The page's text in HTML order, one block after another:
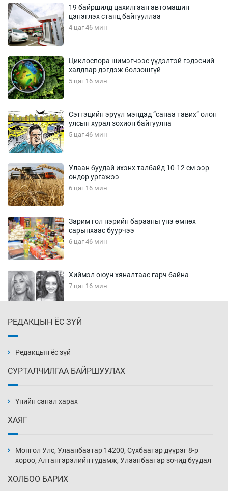
19 байршилд цахилгаан автомашин
цэнэглэх станц байгууллаа
4 цаг 46 мин
Циклоспора шимэгчээс үүдэлтэй гэдэсний
халдвар дэгдэж болзошгүй
5 цаг 16 мин
Сэтгэцийн эрүүл мэндэд “санаа тавих” олон
улсын хурал зохион байгуулна
5 цаг 46 мин
Улаан буудай ихэнх талбайд 10-12 см-ээр
өндөр ургажээ
6 цаг 16 мин
Зарим гол нэрийн барааны үнэ өмнөх
сарынхаас буурчээ
6 цаг 46 мин
Хиймэл оюун хяналтаас гарч байна
7 цаг 16 мин
7 цаг 46 мин
нэмэгджээ
8 цаг 16 мин
РЕДАКЦЫН ЁС ЗҮЙ
Редакцын ёс зүй
СУРТАЛЧИЛГАА БАЙРШУУЛАХ
Үнийн санал харах
ХАЯГ
Монгол Улс, Улаанбаатар 14200, Сүхбаатар дүүрэг 8-р
хороо, Алтангэрэлийн гудамж, Улаанбаатар зочид буудал
ХОЛБОО БАРИХ